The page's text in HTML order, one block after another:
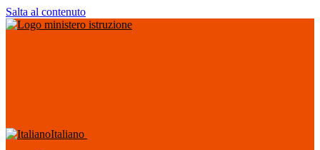
Salta al contenuto
Italiano